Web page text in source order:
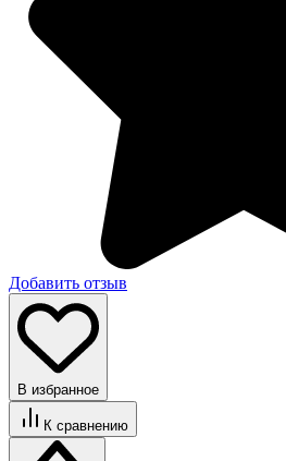
Добавить отзыв
В избранное
К сравнению